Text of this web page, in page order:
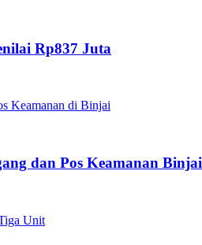
Rp837 Juta
dan Pos Keamanan Binjai